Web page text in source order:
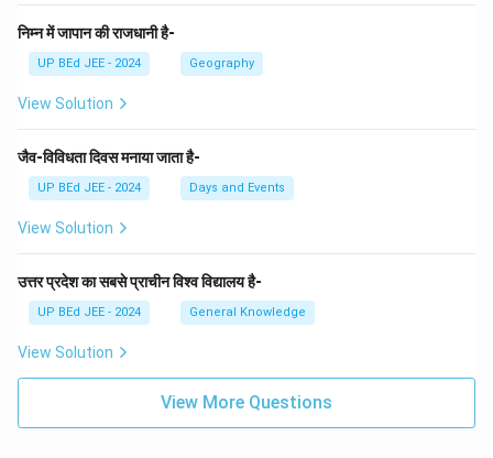
निम्न में जापान की राजधानी है-
UP BEd JEE - 2024 Geography
View Solution
जैव-विविधता दिवस मनाया जाता है-
UP BEd JEE - 2024 Days and Events
View Solution
उत्तर प्रदेश का सबसे प्राचीन विश्व विद्यालय है-
UP BEd JEE - 2024 General Knowledge
View Solution
View More Questions